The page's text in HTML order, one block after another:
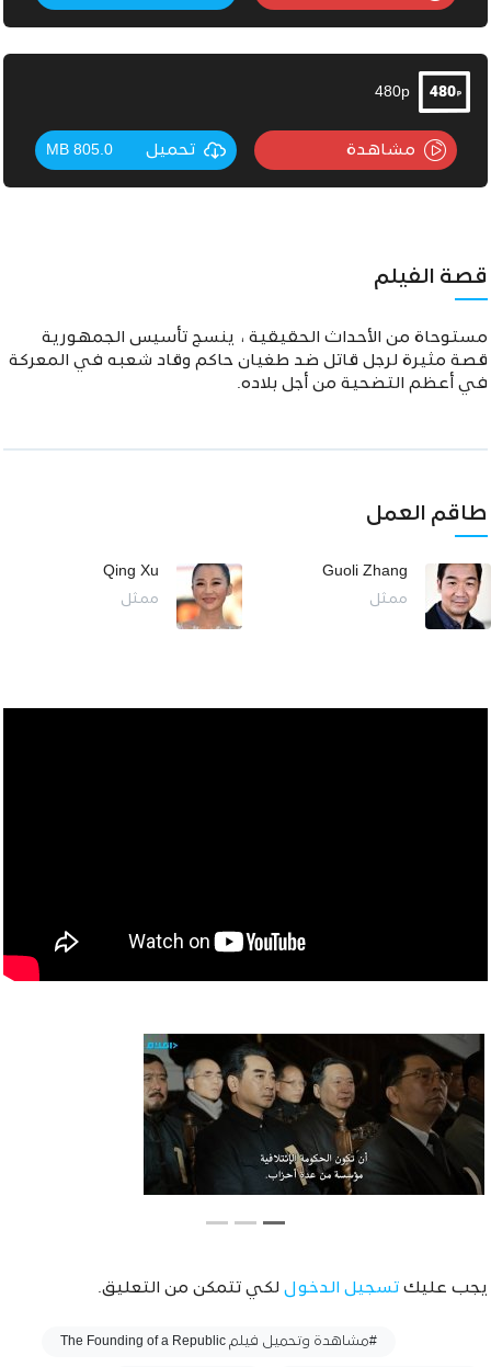
480p
مشاهدة تحميل 805.0 MB
قصة الفيلم
مستوحاة من الأحداث الحقيقية ، ينسج تأسيس الجمهورية
قصة مثيرة لرجل قاتل ضد طغيان حاكم وقاد شعبه في المعركة
في أعظم التضحية من أجل بلاده.
طاقم العمل
Guoli Zhang
ممثل
Qing Xu
ممثل
يجب عليك تسجيل الدخول لكي تتمكن من التعليق.
#مشاهدة وتحميل فيلم The Founding of a Republic